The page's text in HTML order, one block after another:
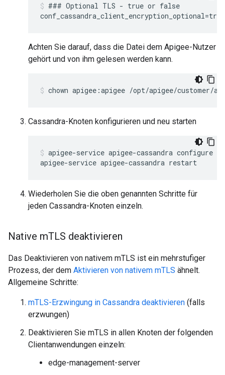
### Optional TLS - true or false
Achten Sie darauf, dass die Datei dem Apigee-Nutzer
gehört und von ihm gelesen werden kann.
Cassandra-Knoten konfigurieren und neu starten
apigee-service apigee-cassandra configure
Wiederholen Sie die oben genannten Schritte für
jeden Cassandra-Knoten einzeln.
Native mTLS deaktivieren
Das Deaktivieren von nativem mTLS ist ein mehrstufiger
Prozess, der dem Aktivieren von nativem mTLS ähnelt.
Allgemeine Schritte:
mTLS-Erzwingung in Cassandra deaktivieren (falls
erzwungen)
Deaktivieren Sie mTLS in allen Knoten der folgenden
Clientanwendungen einzeln:
edge-management-server